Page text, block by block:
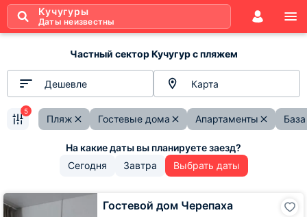
Кучугуры
Даты неизвестны
Частный сектор Кучугур с пляжем
Дешевле Карта
Пляж Гостевые дома Апартаменты
5
Сегодня Завтра Выбрать даты
Гостевой дом Черепаха
Гостевой
дом